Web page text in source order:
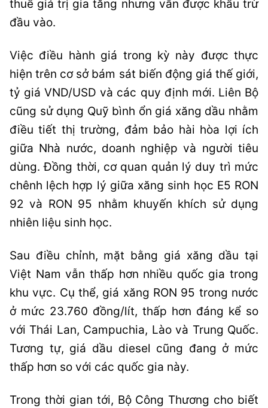
thuế giá trị gia tăng nhưng vẫn được khấu trừ
đầu vào.
Việc điều hành giá trong kỳ này được thực
hiện trên cơ sở bám sát biến động giá thế giới,
tỷ giá VND/USD và các quy định mới. Liên Bộ
cũng sử dụng Quỹ bình ổn giá xăng dầu nhằm
điều tiết thị trường, đảm bảo hài hòa lợi ích
giữa Nhà nước, doanh nghiệp và người tiêu
dùng. Đồng thời, cơ quan quản lý duy trì mức
chênh lệch hợp lý giữa xăng sinh học E5 RON
92 và RON 95 nhằm khuyến khích sử dụng
nhiên liệu sinh học.
Sau điều chỉnh, mặt bằng giá xăng dầu tại
Việt Nam vẫn thấp hơn nhiều quốc gia trong
khu vực. Cụ thể, giá xăng RON 95 trong nước
ở mức 23.760 đồng/lít, thấp hơn đáng kể so
với Thái Lan, Campuchia, Lào và Trung Quốc.
Tương tự, giá dầu diesel cũng đang ở mức
thấp hơn so với các quốc gia này.
Trong thời gian tới, Bộ Công Thương cho biết